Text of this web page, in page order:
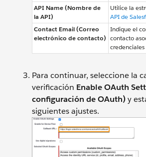
API Name (Nombre de
la API)
Utilice la
API de
Contact Email (Correo
electrónico de contacto)
Indique el
contacto
Para continuar, seleccione la
verificación Enable OAuth
configuración de OAuth)y
siguientes ajustes.